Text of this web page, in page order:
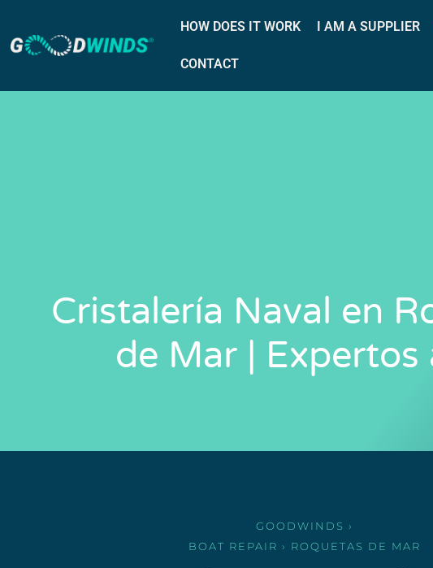
HOW DOES IT WORK I AM A SUPPLIER
CONTACT
Cristalería Naval en
de Mar |
GOODWINDS ›
BOAT REPAIR › ROQUETAS DE MAR